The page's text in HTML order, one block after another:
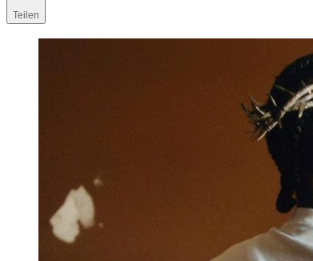
Teilen